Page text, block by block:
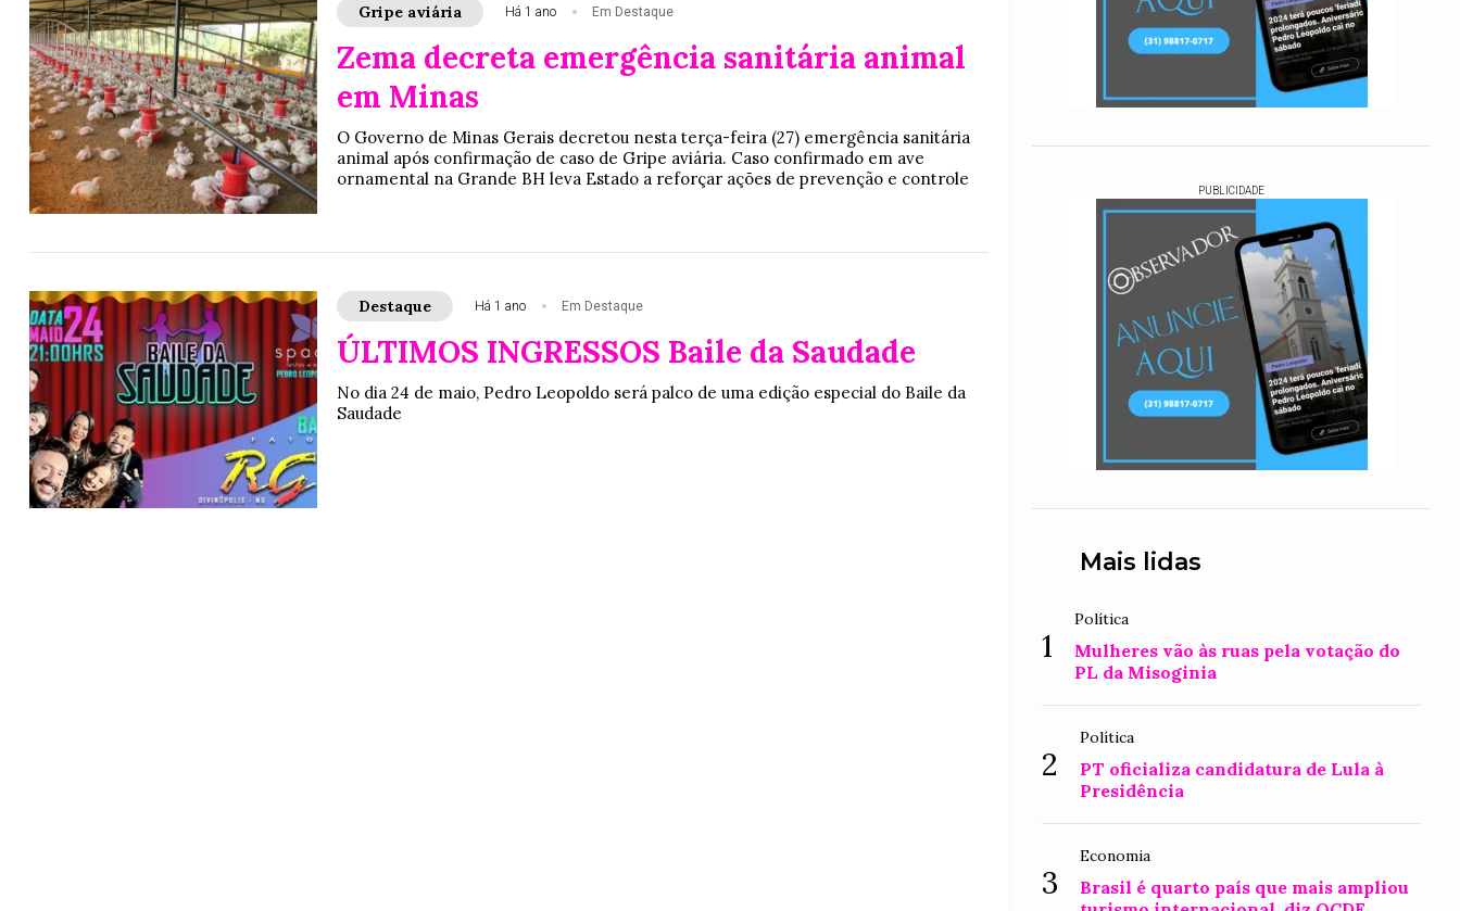
Gripe aviária Há 1 ano Em Destaque
Zema decreta emergência sanitária animal
em Minas
O Governo de Minas Gerais decretou nesta terça-feira (27) emergência sanitária
animal após confirmação de caso de Gripe aviária. Caso confirmado em ave
ornamental na Grande BH leva Estado a reforçar ações de prevenção e controle
Destaque Há 1 ano Em Destaque
ÚLTIMOS INGRESSOS Baile da Saudade
No dia 24 de maio, Pedro Leopoldo será palco de uma edição especial do Baile da
Saudade
PUBLICIDADE
Mais lidas
1
Política
Mulheres vão às ruas pela votação do
PL da Misoginia
2
Política
PT oficializa candidatura de Lula à
Presidência
3
Economia
Brasil é quarto país que mais ampliou